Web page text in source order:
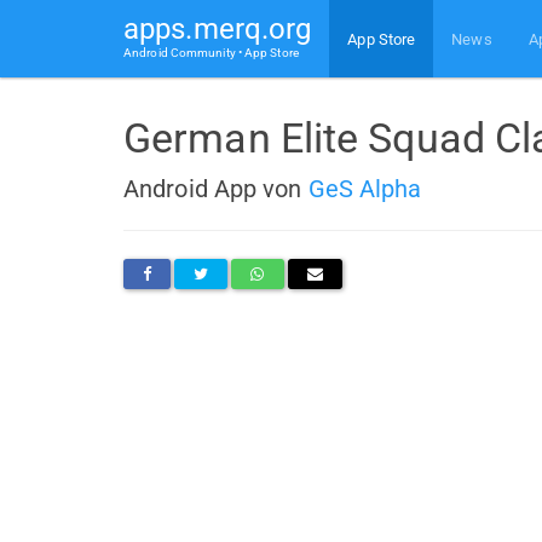
apps.merq.org
Android Community • App Store
App Store News
German Elite Squad
Android App von GeS Alpha